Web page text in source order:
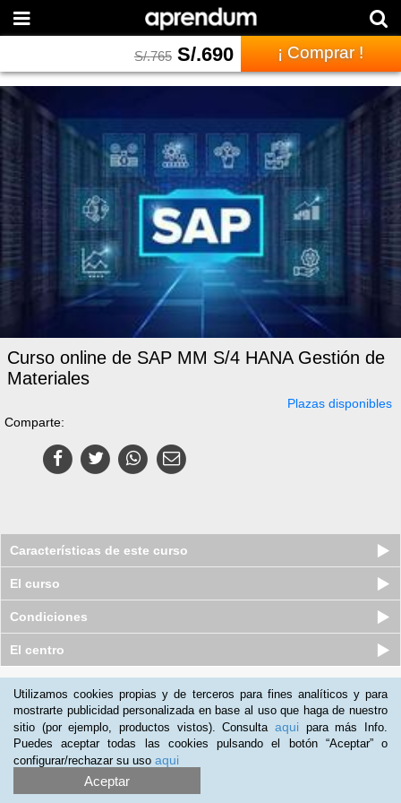
S/.765 S/.690 ¡ Comprar !
Curso online de SAP MM S/4 HANA Gestión de
Materiales
Plazas disponibles
Comparte:
Características de este curso
El curso
Condiciones
El centro
Utilizamos cookies propias y de terceros para fines analíticos y para
mostrarte publicidad personalizada en base al uso que haga de nuestro
sitio (por ejemplo, productos vistos). Consulta aqui para más Info.
Puedes aceptar todas las cookies pulsando el botón “Aceptar” o
configurar/rechazar su uso aqui
Aceptar
Promociona tu negocio |Programa de Afiliación
2012-2026 Aprendum
LLámanos: